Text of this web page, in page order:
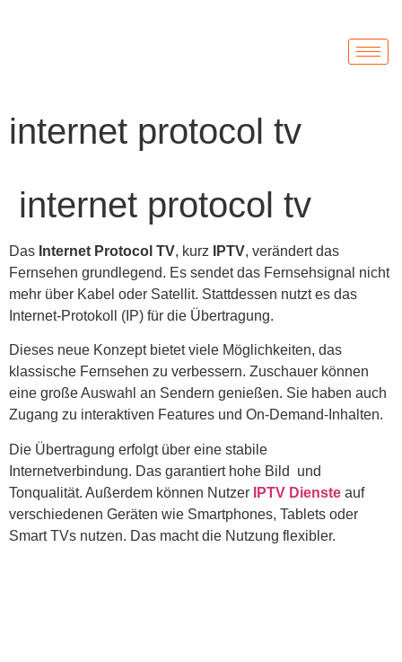
internet protocol tv
internet protocol tv
Das Internet Protocol TV, kurz IPTV, verändert das
Fernsehen grundlegend. Es sendet das Fernsehsignal nicht
mehr über Kabel oder Satellit. Stattdessen nutzt es das
Internet-Protokoll (IP) für die Übertragung.
Dieses neue Konzept bietet viele Möglichkeiten, das
klassische Fernsehen zu verbessern. Zuschauer können
eine große Auswahl an Sendern genießen. Sie haben auch
Zugang zu interaktiven Features und On-Demand-Inhalten.
Die Übertragung erfolgt über eine stabile
Internetverbindung. Das garantiert hohe Bild und
Tonqualität. Außerdem können Nutzer
IPTV Dienste auf
verschiedenen Geräten wie Smartphones, Tablets oder
Smart TVs nutzen. Das macht die Nutzung flexibler.